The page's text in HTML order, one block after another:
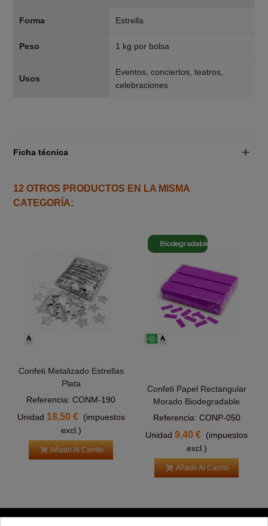
Forma Estrella
Peso 1 kg por bolsa
Usos
Eventos, conciertos, teatros,
celebraciones
Ficha técnica
12 OTROS PRODUCTOS EN LA MISMA
CATEGORÍA:
Confeti Metalizado Estrellas
Plata
Referencia: CONM-190
Unidad 18,50 € (impuestos
excl.)
Añadir Al Carrito
Biodegradable
Confeti Papel Rectangular
Morado Biodegradable
Referencia: CONP-050
Unidad9,40 € (impuestos
excl.)
Añadir Al Carrito